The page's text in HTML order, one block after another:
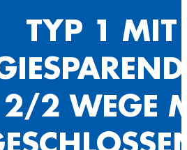
TYP 1 MIT
2/2 WEGE